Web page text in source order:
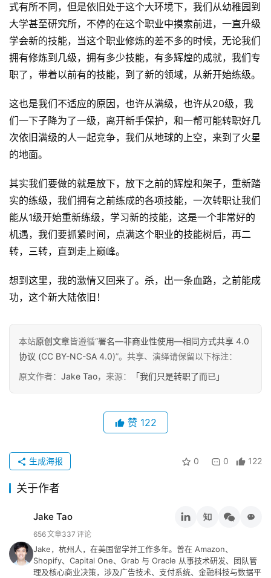
原
创
专
栏
行
业
动
态
碎
碎
具
关
言
式有所不同，但是依旧处于这个大环境下，我们从幼稚园到
大学甚至研究所，不停的在这个职业中摸索前进，一直升级
学会新的技能，当这个职业修炼的差不多的时候，无论我们
拥有修炼到几级，拥有多少技能，有多辉煌的成就，我们专
职了，带着以前有的技能，到了新的领域，从新开始练级。
这也是我们不适应的原因，也许从满级，也许从20级，我
们一下子降为了一级，离开新手保护，和一帮可能转职好几
次依旧满级的人一起竞争，我们从地球的上空，来到了火星
的地面。
其实我们要做的就是放下，放下之前的辉煌和架子，重新踏
实的练级，我们拥有之前练成的各项技能，一次转职让我们
能从1级开始重新练级，学习新的技能，这是一个非常好的
机遇，我们要抓紧时间，点满这个职业的技能树后，再二
转，三转，直到走上巅峰。
想到这里，我的激情又回来了。杀，出一条血路，之前能成
功，这个新大陆依旧！
本站原创文章皆遵循“署名—非商业性使用—相同方式共享 4.0
协议 (CC BY-NC-SA 4.0)”。共享、演绎请保留以下标注：
原文作者： Jake Tao，来源： 「我们只是转职了而已」
赞 122
0 0 122
生成海报
关于作者
Jake Tao
656文章337 评论
Jake，杭州人，在美国留学并工作多年。曾在 Amazon、
Shopify、Capital One、Grab 与 Oracle 从事技术研发、团队管
理及核心商业决策，涉及广告技术、支付系统、金融科技与数据平